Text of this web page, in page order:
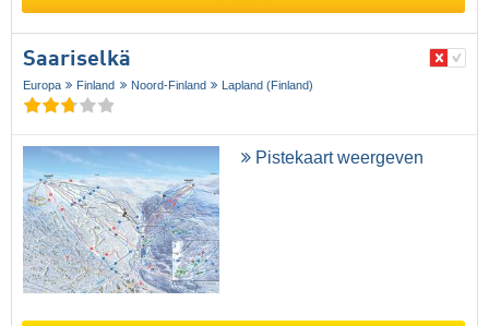
Saariselkä
Europa Finland Noord-Finland Lapland (Finland)
Pistekaart weergeven